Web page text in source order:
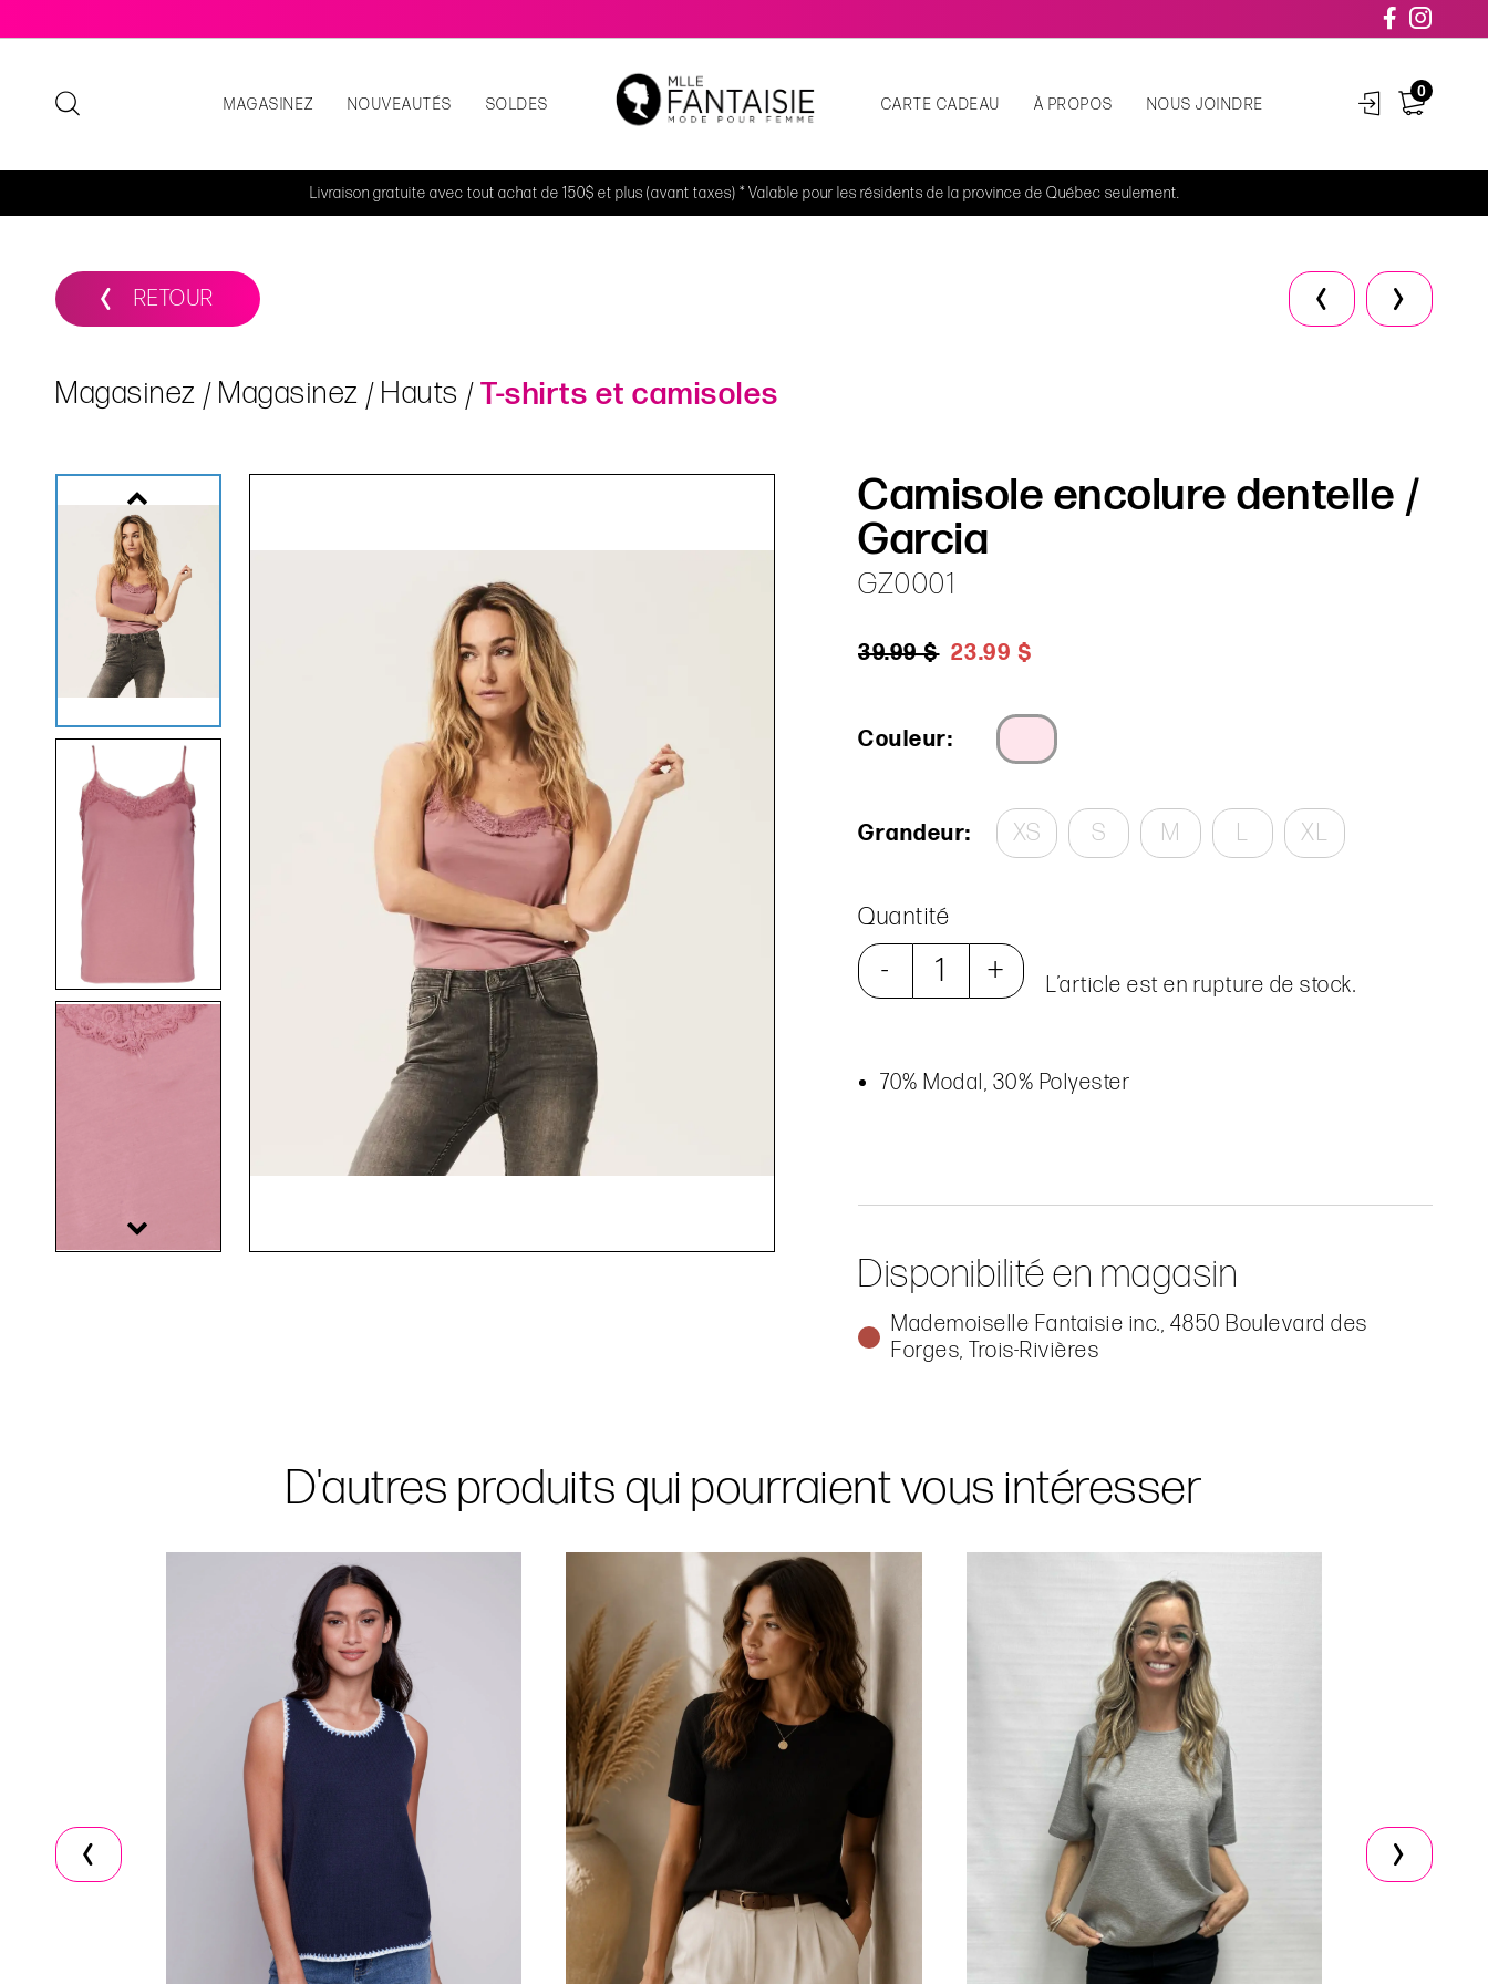
MAGASINEZ NOUVEAUTÉS SOLDES CARTE CADEAU À PROPOS NOUS JOINDRE
0
Livraison gratuite avec tout achat de 150$ et plus (avant taxes) * Valable pour les résidents de la province de Québec seulement.
RETOUR
Magasinez Magasinez Hauts T-shirts et camisoles
Camisole encolure dentelle /
Garcia
GZ0001
39.99 $ 23.99 $
Couleur:
Grandeur: XS S M L XL
Quantité
- + L’article est en rupture de stock.
70% Modal, 30% Polyester
Disponibilité en magasin
Mademoiselle Fantaisie inc., 4850 Boulevard des
Forges, Trois-Rivières
D'autres produits qui pourraient vous intéresser